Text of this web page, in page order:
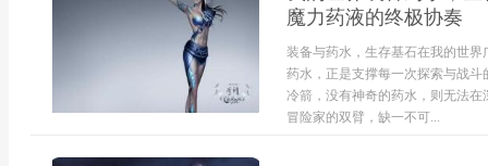
魔力药液的终极协奏
装备与药水，生存基石在我的世
药水，正是支撑每一次探索与战
冷箭，没有神奇的药水，则无法
冒险家的双臂，缺一不可...